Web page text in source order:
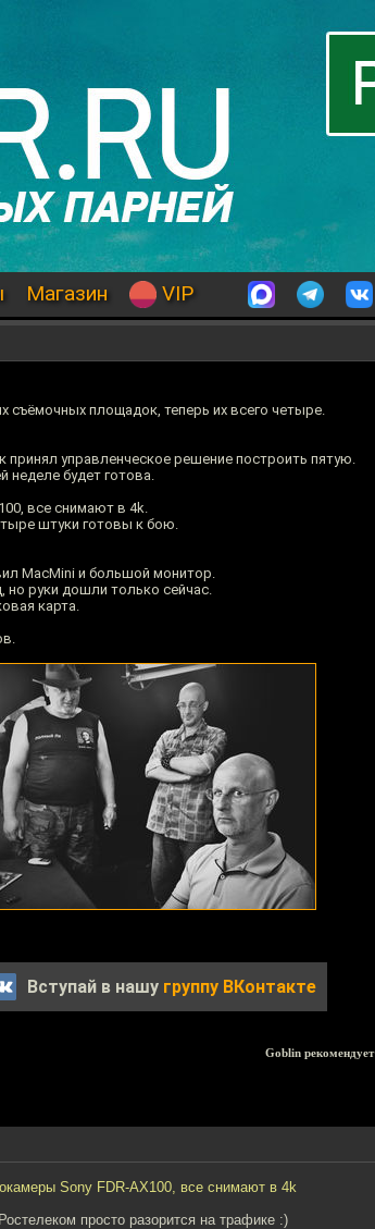
Магазин VIP
съёмочных площадок, теперь их всего четыре.
управленческое решение построить пятую.
неделе будет готова.
все снимают в 4k.
штуки готовы к бою.
MacMini и большой монитор.
но руки дошли только сейчас.
карта.
Вступай в нашу группу ВКонтакте
Goblin рекомендует
Sony FDR-AX100, все снимают в 4k
просто разорится на трафике :)